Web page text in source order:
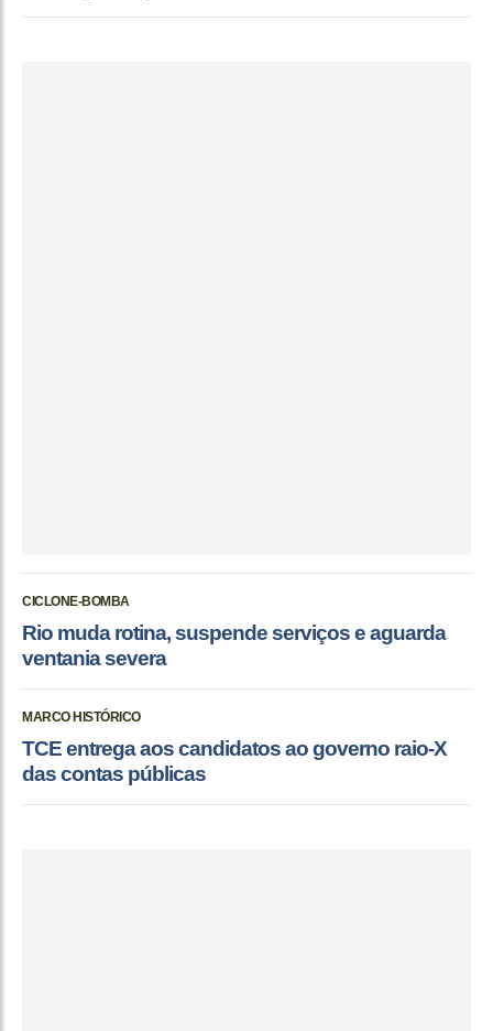
CICLONE-BOMBA
Rio muda rotina, suspende serviços e aguarda
ventania severa
MARCO HISTÓRICO
TCE entrega aos candidatos ao governo raio-X
das contas públicas